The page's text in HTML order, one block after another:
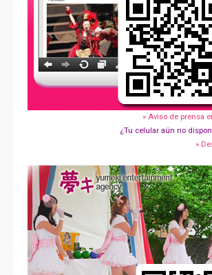
» Aviso de prensa
¿Tu celular aún no
»